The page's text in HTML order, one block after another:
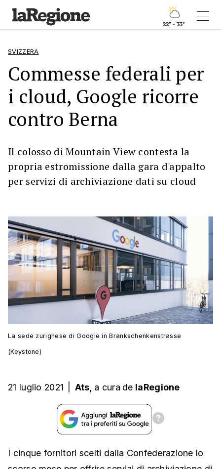
22° - 33°
SVIZZERA
Commesse federali per
i cloud, Google ricorre
contro Berna
Il colosso di Mountain View contesta la
propria estromissione dalla gara d'appalto
per servizi di archiviazione dati su cloud
La sede zurighese di Google in Brankschenkenstrasse
(Keystone)
21 luglio 2021 Ats, a cura de laRegione
I cinque fornitori scelti dalla Confederazione lo